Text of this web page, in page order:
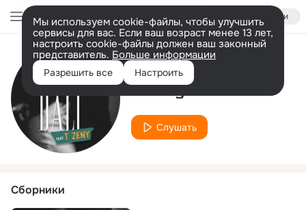
Войти
Мы используем cookie-файлы, чтобы улучшить
сервисы для вас. Если ваш возраст менее 13 лет,
настроить cookie-файлы должен ваш законный
представитель. Больше информации
Разрешить все Настроить
Исполнитель
T Zeny
Слушать
Сборники